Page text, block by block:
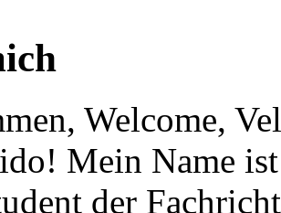
Welcome,
Mein Name
der